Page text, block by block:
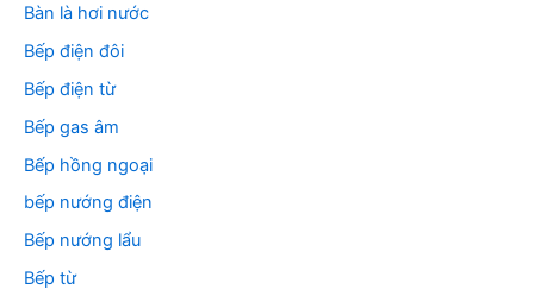
Bàn là hơi nước
Bếp điện đôi
Bếp điện từ
Bếp gas âm
Bếp hồng ngoại
bếp nướng điện
Bếp nướng lẩu
Bếp từ